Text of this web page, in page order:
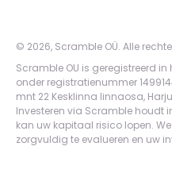
© 2026, Scramble OÜ. Alle
Scramble OU is geregistreerd
onder registratienummer
mnt 22 Kesklinna linnaosa,
Investeren via Scramble houdt
kan uw kapitaal risico lopen.
zorgvuldig te evalueren en uw